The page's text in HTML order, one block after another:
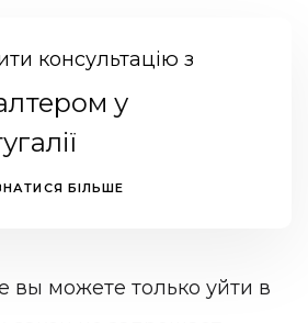
консультацію з
у
БІЛЬШЕ
вы можете только уйти в